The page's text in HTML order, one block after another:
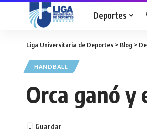
Deportes
Liga Universitaria de Deportes > Blog >
HANDBALL
Orca ganó